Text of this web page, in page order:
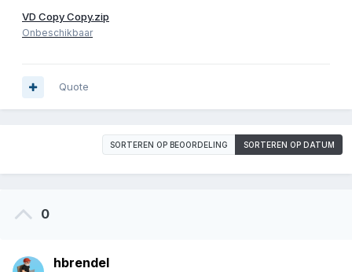
VD Copy Copy.zip
Onbeschikbaar
Quote
SORTEREN OP BEOORDELING SORTEREN OP DATUM
0
hbrendel